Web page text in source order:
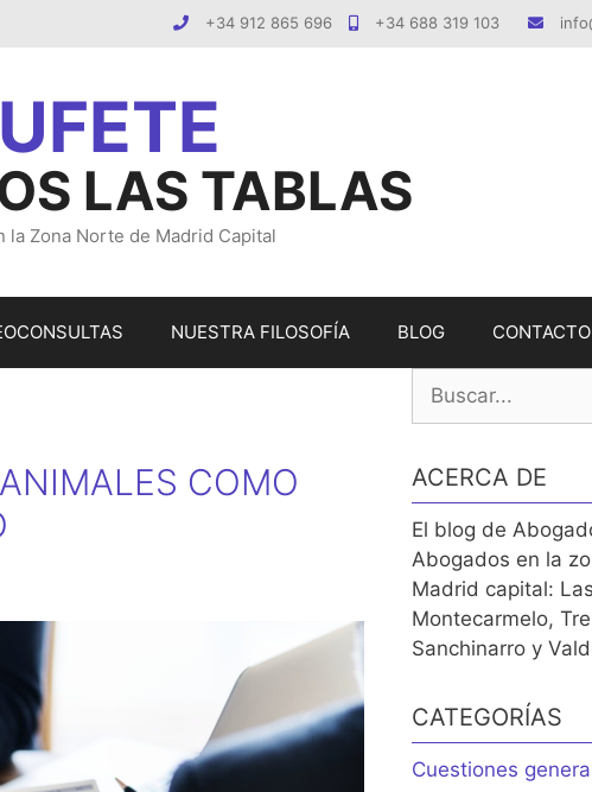
+34 912 865 696 +34 688 319 103
LAS TABLAS
la Zona Norte de Madrid Capital
NUESTRA FILOSOFÍA BLOG CONTACTO
COMO
Buscar:
ACERCA DE
El blog de
Abogados en la
Madrid capital:
Montecarmelo,
Sanchinarro y
CATEGORÍAS
Cuestiones